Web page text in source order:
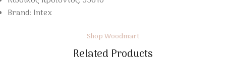
Brand: Intex
Shop Woodmart
Related Products